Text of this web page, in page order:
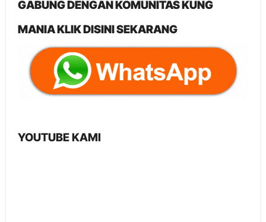
GABUNG DENGAN KOMUNITAS KUNG
MANIA KLIK DISINI SEKARANG
YOUTUBE KAMI